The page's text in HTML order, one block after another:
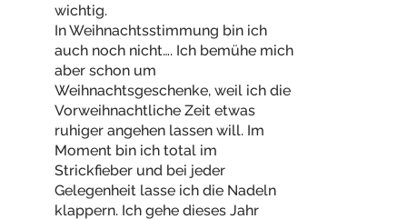
wichtig.
In Weihnachtsstimmung bin ich
auch noch nicht…. Ich bemühe mich
aber schon um
Weihnachtsgeschenke, weil ich die
Vorweihnachtliche Zeit etwas
ruhiger angehen lassen will. Im
Moment bin ich total im
Strickfieber und bei jeder
Gelegenheit lasse ich die Nadeln
klappern. Ich gehe dieses Jahr